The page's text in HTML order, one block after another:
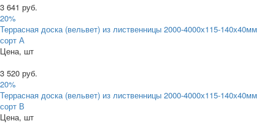
3 641 руб.
20%
Террасная доска (вельвет) из лиственницы 2000-4000х115-140х40мм
сорт А
Цена, шт
3 520 руб.
20%
Террасная доска (вельвет) из лиственницы 2000-4000х115-140х40мм
сорт В
Цена, шт